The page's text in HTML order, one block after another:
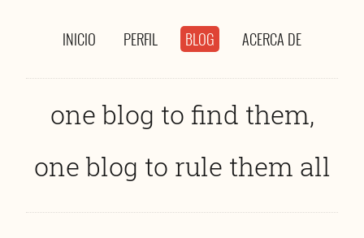
INICIO PERFIL BLOG ACERCA DE
one blog to find them,
one blog to rule them all